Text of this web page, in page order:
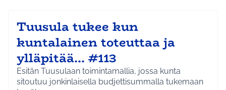
Tuusula tukee kun
kuntalainen toteuttaa ja
ylläpitää... #113
Esitän Tuusulaan toimintamallia, jossa kunta
sitoutuu jonkinlaisella budjettisummalla tukemaan